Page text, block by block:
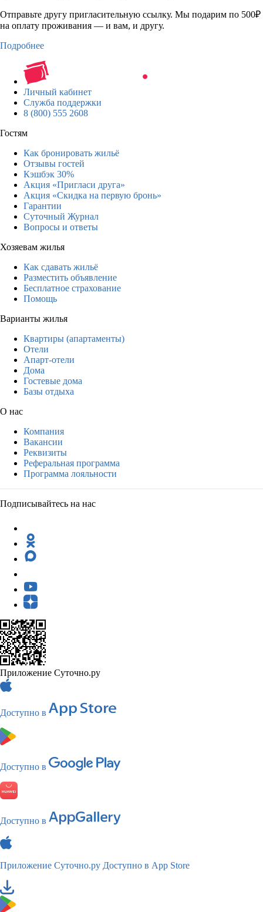
Отправьте другу пригласительную ссылку. Мы подарим по 500₽
на оплату проживания — и вам, и другу.
Подробнее
Личный кабинет
Служба поддержки
8 (800) 555 2608
Гостям
Как бронировать жильё
Отзывы гостей
Кэшбэк 30%
Акция «Пригласи друга»
Акция «Скидка на первую бронь»
Гарантии
Суточный Журнал
Вопросы и ответы
Хозяевам жилья
Как сдавать жильё
Разместить объявление
Бесплатное страхование
Помощь
Варианты жилья
Квартиры (апартаменты)
Отели
Апарт-отели
Дома
Гостевые дома
Базы отдыха
О нас
Компания
Вакансии
Реквизиты
Реферальная программа
Программа лояльности
Подписывайтесь на нас
Приложение Суточно.ру
Доступно в
Доступно в
Доступно в
Приложение Суточно.ру Доступно в App Store